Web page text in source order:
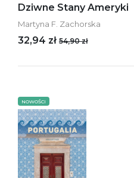
Dziwne Stany Ameryki
Martyna F. Zachorska
32,94 zł 54,90 zł
NOWOŚCI